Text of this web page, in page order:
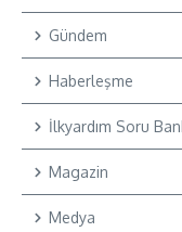
Gündem
Haberleşme
İlkyardım Soru
Magazin
Medya